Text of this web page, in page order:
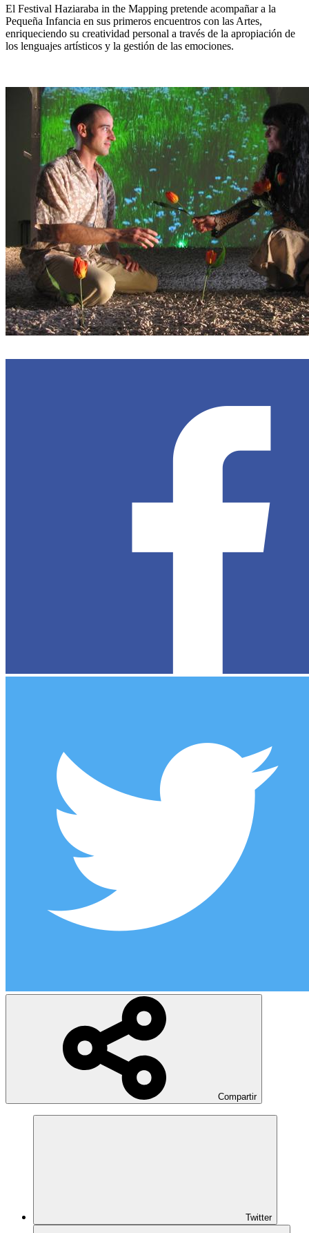
El Festival Haziaraba in the Mapping pretende acompañar a la
Pequeña Infancia en sus primeros encuentros con las Artes,
enriqueciendo su creatividad personal a través de la apropiación de
los lenguajes artísticos y la gestión de las emociones.
Compartir
Twitter